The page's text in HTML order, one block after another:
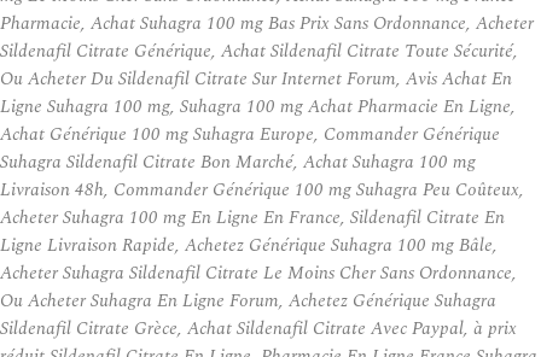
Pharmacie, Achat Suhagra 100 mg Bas Prix Sans Ordonnance, Acheter
Sildenafil Citrate Générique, Achat Sildenafil Citrate Toute Sécurité,
Ou Acheter Du Sildenafil Citrate Sur Internet Forum, Avis Achat En
Ligne Suhagra 100 mg, Suhagra 100 mg Achat Pharmacie En Ligne,
Achat Générique 100 mg Suhagra Europe, Commander Générique
Suhagra Sildenafil Citrate Bon Marché, Achat Suhagra 100 mg
Livraison 48h, Commander Générique 100 mg Suhagra Peu Coûteux,
Acheter Suhagra 100 mg En Ligne En France, Sildenafil Citrate En
Ligne Livraison Rapide, Achetez Générique Suhagra 100 mg Bâle,
Acheter Suhagra Sildenafil Citrate Le Moins Cher Sans Ordonnance,
Ou Acheter Suhagra En Ligne Forum, Achetez Générique Suhagra
Sildenafil Citrate Grèce, Achat Sildenafil Citrate Avec Paypal, à prix